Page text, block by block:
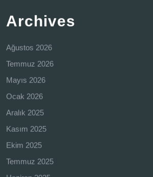
Archives
Ağustos 2026
Temmuz 2026
Mayıs 2026
Ocak 2026
Aralık 2025
Kasım 2025
Ekim 2025
Temmuz 2025